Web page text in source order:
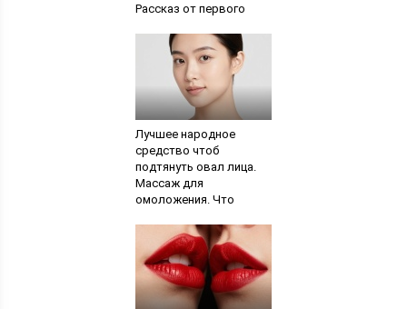
Рассказ от первого
Лучшее народное
средство чтоб
подтянуть овал лица.
Массаж для
омоложения. Что